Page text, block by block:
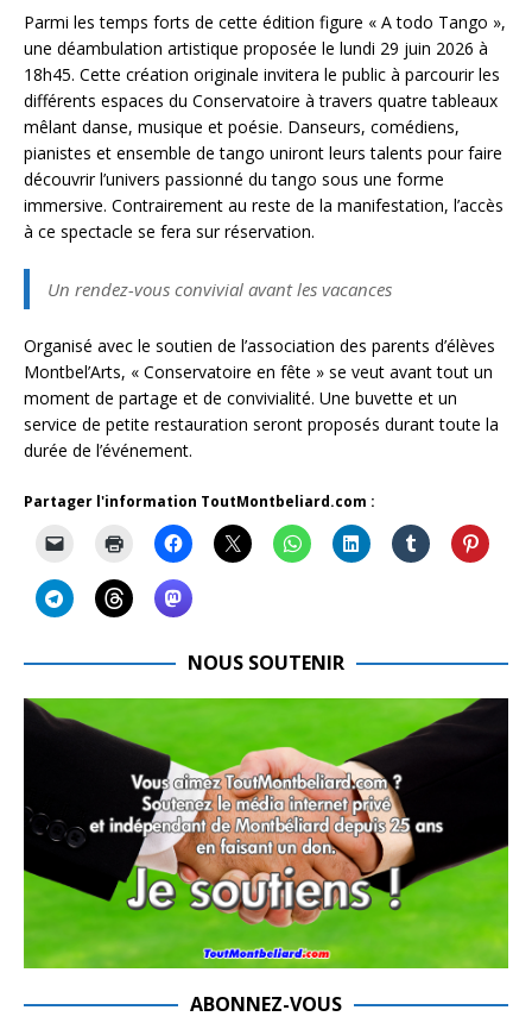
Parmi les temps forts de cette édition figure « A todo Tango »,
une déambulation artistique proposée le lundi 29 juin 2026 à
18h45. Cette création originale invitera le public à parcourir les
différents espaces du Conservatoire à travers quatre tableaux
mêlant danse, musique et poésie. Danseurs, comédiens,
pianistes et ensemble de tango uniront leurs talents pour faire
découvrir l’univers passionné du tango sous une forme
immersive. Contrairement au reste de la manifestation, l’accès
à ce spectacle se fera sur réservation.
Un rendez-vous convivial avant les vacances
Organisé avec le soutien de l’association des parents d’élèves
Montbel’Arts, « Conservatoire en fête » se veut avant tout un
moment de partage et de convivialité. Une buvette et un
service de petite restauration seront proposés durant toute la
durée de l’événement.
Partager l'information ToutMontbeliard.com :
NOUS SOUTENIR
ABONNEZ-VOUS